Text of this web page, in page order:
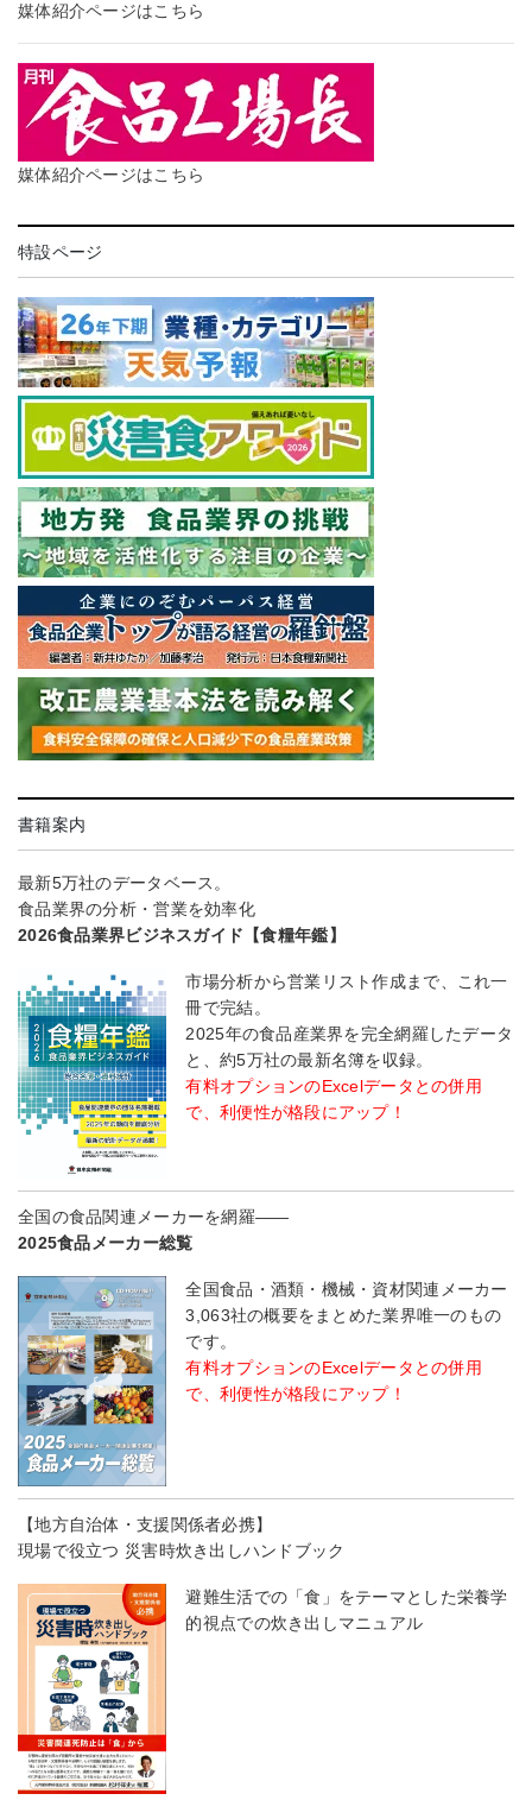
媒体紹介ページはこちら
媒体紹介ページはこちら
特設ページ
書籍案内
最新5万社のデータベース。
食品業界の分析・営業を効率化
2026食品業界ビジネスガイド【食糧年鑑】
市場分析から営業リスト作成まで、これ一
冊で完結。
2025年の食品産業界を完全網羅したデータ
と、約5万社の最新名簿を収録。
有料オプションのExcelデータとの併用
で、利便性が格段にアップ！
全国の食品関連メーカーを網羅――
2025食品メーカー総覧
全国食品・酒類・機械・資材関連メーカー
3,063社の概要をまとめた業界唯一のもの
です。
有料オプションのExcelデータとの併用
で、利便性が格段にアップ！
【地方自治体・支援関係者必携】
現場で役立つ 災害時炊き出しハンドブック
避難生活での「食」をテーマとした栄養学
的視点での炊き出しマニュアル